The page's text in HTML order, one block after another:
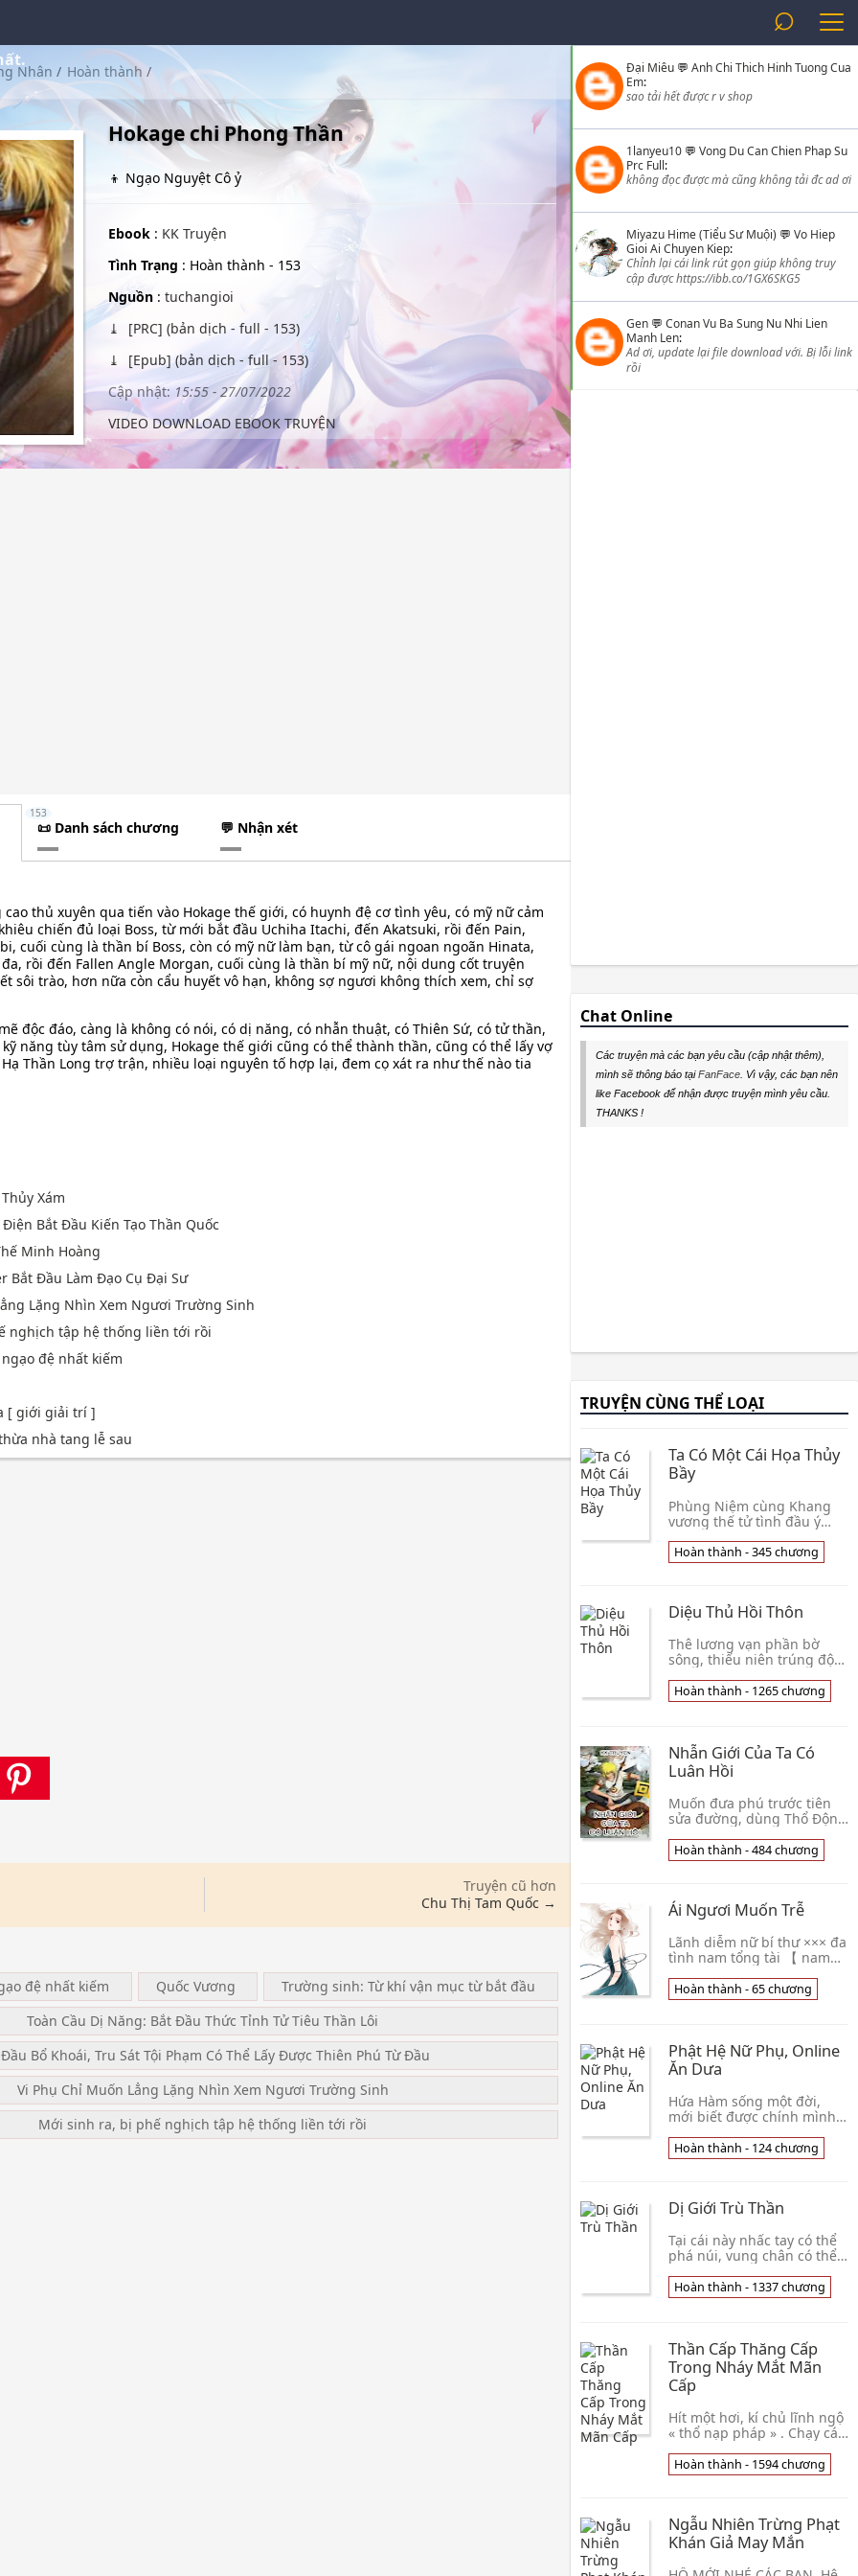
⌕
Nhân / Hoàn thành /
Hokage chi Phong Thần
👦 Ngạo Nguyệt Cô ỷ
Ebook : KK Truyện
Tình Trạng : Hoàn thành - 153
Nguồn: tuchangioi
[PRC] (bản dịch - full - 153)
[Epub] (bản dịch - full - 153)
Cập nhật:15:55 - 27/07/2022
VIDEO DOWNLOAD EBOOK TRUYỆN
📜 Danh sách chương
153
💬 Nhận xét
thủ xuyên qua tiến vào Hokage thế giới, có huynh đệ cơ tình yêu, có mỹ nữ cảm
chiến đủ loại Boss, từ mới bắt đầu Uchiha Itachi, đến Akatsuki, rồi đến Pain,
cuối cùng là thần bí Boss, còn có mỹ nữ làm bạn, từ cô gái ngoan ngoãn Hinata,
rồi đến Fallen Angle Morgan, cuối cùng là thần bí mỹ nữ, nội dung cốt truyện
sôi trào, hơn nữa còn cẩu huyết vô hạn, không sợ ngươi không thích xem, chỉ sợ
độc đáo, càng là không có nói, có dị năng, có nhẫn thuật, có Thiên Sứ, có tử thần,
năng tùy tâm sử dụng, Hokage thế giới cũng có thể thành thần, cũng có thể lấy vợ
Thần Long trợ trận, nhiều loại nguyên tố hợp lại, đem cọ xát ra như thế nào tia
Xám
Bắt Đầu Kiến Tạo Thần Quốc
Minh Hoàng
Bắt Đầu Làm Đạo Cụ Đại Sư
Lặng Nhìn Xem Ngươi Trường Sinh
nghịch tập hệ thống liền tới rồi
đệ nhất kiếm
[ giới giải trí ]
nhà tang lễ sau
Truyện cũ hơn
Chu Thị Tam Quốc →
đệ nhất kiếm Quốc Vương
Trường sinh: Từ khí vận mục từ bắt đầu
Toàn Cầu Dị Năng: Bắt Đầu Thức Tỉnh Tử Tiêu Thần Lôi
Bổ Khoái, Tru Sát Tội Phạm Có Thể Lấy Được Thiên Phú Từ Đầu
Vi Phụ Chỉ Muốn Lẳng Lặng Nhìn Xem Ngươi Trường Sinh
Mới sinh ra, bị phế nghịch tập hệ thống liền tới rồi
Đại Miêu 💬 Anh Chi Thich Hinh Tuong Cua
Em:
sao tải hết được r v shop
1lanyeu10 💬 Vong Du Can Chien Phap Su
Prc Full:
không đọc được mà cũng không tải đc ad ơi
Miyazu Hime (Tiểu Sư Muội) 💬 Vo Hiep
Gioi Ai Chuyen Kiep:
Chỉnh lại cái link rút gọn giúp không truy
cập được https://ibb.co/1GX6SKG5
Gen 💬 Conan Vu Ba Sung Nu Nhi Lien
Manh Len:
Ad ơi, update lại file download với. Bị lỗi link
rồi
Chat Online
Các truyện mà các bạn yêu cầu (cập nhật thêm),
mình sẽ thông báo tạiFanFace . Vì vậy, các bạn nên
like Facebook để nhận được truyện mình yêu cầu.
THANKS !
TRUYỆN CÙNG THỂ LOẠI
Ta Có Một Cái Họa Thủy
Bầy
Phùng Niệm cùng Khang
vương thế tử tình đầu ý
lâm môn một cước, kết quả
tình lang tới cửa cầu nàng
Hoàn thành - 345 chương
Diệu Thủ Hồi Thôn
Thê lương vạn phần bờ
sông, thiếu niên trúng độc
giữa tiến vào thập phương
Thiên môn, được cao nhất
Hoàn thành - 1265 chương
Nhẫn Giới Của Ta Có
Luân Hồi
Muốn đưa phú trước tiên
sửa đường, dùng Thổ Độn
trồng cây. Đây là một cái
dẫn dắt các Ninja chạy về
việt giả thuận tiện chống
npc dưới phó bản Luân hồi
giả cố sự. Quyển thứ ba:
Hoàn thành - 484 chương
Ái Ngươi Muốn Trễ
Lãnh diễm nữ bí thư ××× đa
tình nam tổng tài 【 nam
thơm. 】 Nhiều năm trước
trong đám người kinh hồng
Hoàn thành - 65 chương
Phật Hệ Nữ Phụ, Online
Ăn Dưa
Hứa Hàm sống một đời,
mới biết được chính mình
thuyết ngôn tình nữ phụ,
bất kể như thế nào cố
Hoàn thành - 124 chương
Dị Giới Trù Thần
Tại cái này nhấc tay có thể
phá núi, vung chân có thể
thế giới bên trong, hắn
dùng một nhà nhà hàng
năng, người mang pháp
bảo tất cả đều thành hắn
trung thực mỹ thực fan! Đối
mặt mãnh liệt mà đến thực
khách, Tề Tu bày tỏ: "Mỗi
Hoàn thành - 1337 chương
Thần Cấp Thăng Cấp
Trong Nháy Mắt Mãn
Cấp
Hít một hơi, kí chủ lĩnh ngộ
« thổ nạp pháp » . Chạy cái
Lăng Ba Vi Bộ » . Liếc mắt
nhìn giờ học, kí chủ lĩnh
Hoàn thành - 1594 chương
Ngẫu Nhiên Trừng Phạt
Khán Giả May Mắn